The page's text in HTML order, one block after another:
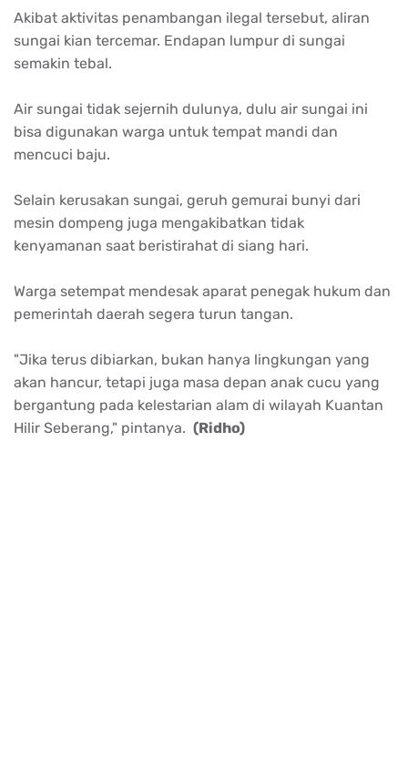
Akibat aktivitas penambangan ilegal tersebut, aliran
sungai kian tercemar. Endapan lumpur di sungai
semakin tebal.
Air sungai tidak sejernih dulunya, dulu air sungai ini
bisa digunakan warga untuk tempat mandi dan
mencuci baju.
Selain kerusakan sungai, geruh gemurai bunyi dari
mesin dompeng juga mengakibatkan tidak
kenyamanan saat beristirahat di siang hari.
Warga setempat mendesak aparat penegak hukum dan
pemerintah daerah segera turun tangan.
"Jika terus dibiarkan, bukan hanya lingkungan yang
akan hancur, tetapi juga masa depan anak cucu yang
bergantung pada kelestarian alam di wilayah Kuantan
Hilir Seberang," pintanya. (Ridho)